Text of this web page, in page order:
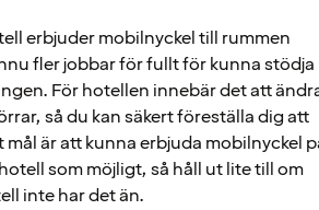
erbjuder mobilnyckel till rummen
fler jobbar för fullt för kunna stödja
För hotellen innebär det att
så du kan säkert föreställa dig att
är att kunna erbjuda mobilnyckel
som möjligt, så håll ut lite till om
inte har det än.